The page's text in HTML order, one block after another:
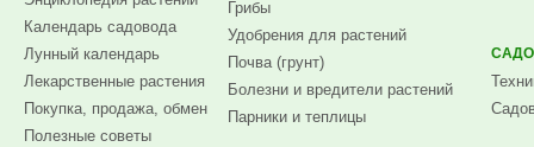
Календарь садовода
Лунный календарь
Лекарственные растения
Покупка, продажа, обмен
Полезные советы
Грибы
Удобрения для растений
Почва (грунт)
Болезни и вредители растений
Парники и теплицы